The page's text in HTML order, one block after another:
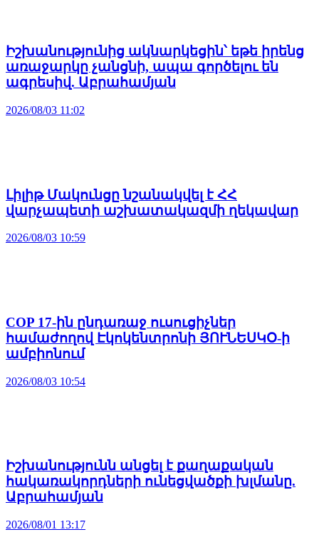
Իշխանությունից ակնարկեցին՝ եթե իրենց
առաջարկը չանցնի, ապա գործելու են
ագրեսիվ. Աբրահամյան
2026/08/03 11:02
Լիլիթ Մակունցը նշանակվել է ՀՀ
վարչապետի աշխատակազմի ղեկավար
2026/08/03 10:59
COP 17-ին ընդառաջ ուսուցիչներ
համաժողով Էկոկենտրոնի ՅՈՒՆԵՍԿՕ-ի
ամբիոնում
2026/08/03 10:54
Իշխանությունն անցել է քաղաքական
հակառակորդների ունեցվածքի խլմանը.
Աբրահամյան
2026/08/01 13:17